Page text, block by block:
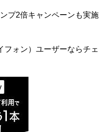
プ2倍キャンペーンも実施
フォン）ユーザーならチェ